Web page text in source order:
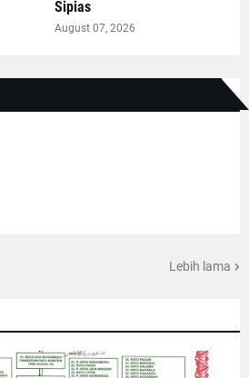
Sipias
August 07, 2026
Lebih lama